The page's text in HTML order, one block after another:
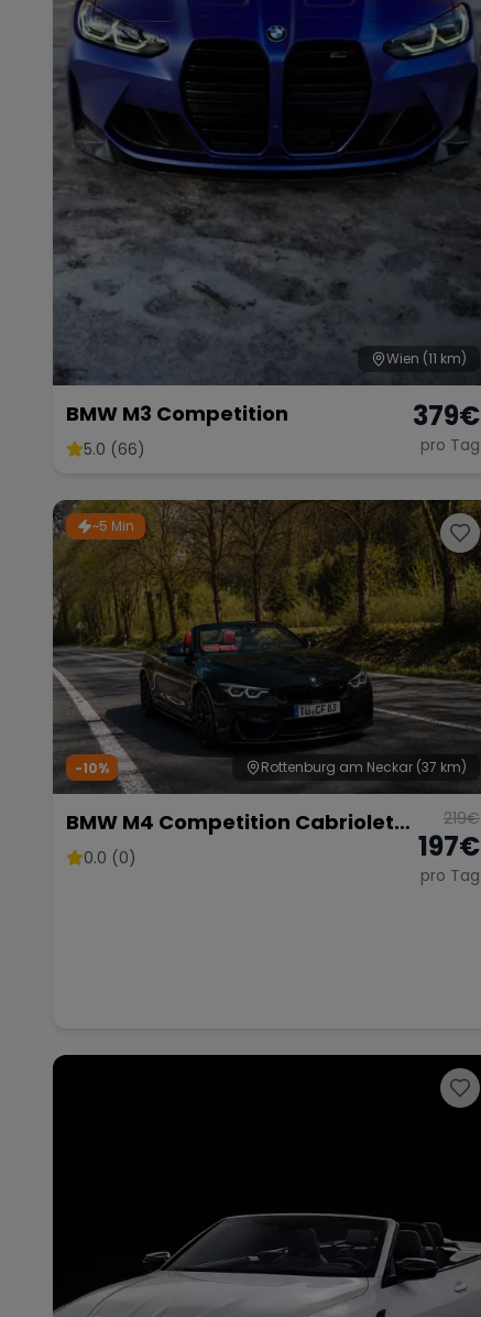
Wien (11 km)
BMW M3 Competition
5.0 (66)
379€
pro Tag
~5 Min
Rottenburg am Neckar (37 km)
-10%
BMW M4 Competition Cabriolet
Vor Opf!!!
0.0 (0)
219€
197€
pro Tag